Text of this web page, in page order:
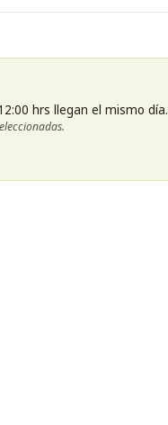
hrs llegan el mismo día.